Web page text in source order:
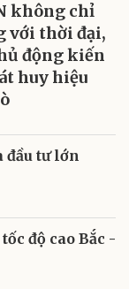
không chỉ
với thời đại,
động kiến
huy hiệu
đầu tư lớn
độ cao Bắc -